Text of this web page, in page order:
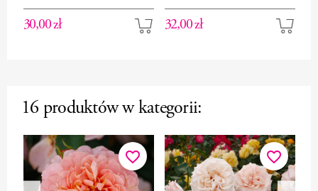
Forever™– róża
rabatowa
30,00 zł 32,00 zł
16 produktów w kategorii:
favorite_border favorite_border